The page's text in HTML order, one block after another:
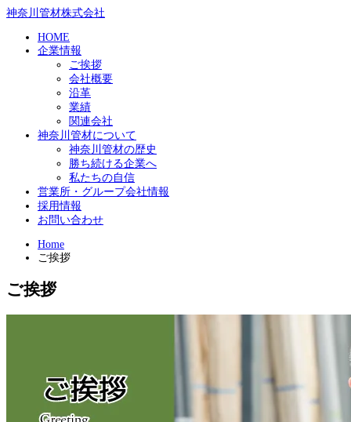
神奈川管材株式会社
HOME
企業情報
ご挨拶
会社概要
沿革
業績
関連会社
神奈川管材について
神奈川管材の歴史
勝ち続ける企業へ
私たちの自信
営業所・グループ会社情報
採用情報
お問い合わせ
Home
ご挨拶
ご挨拶